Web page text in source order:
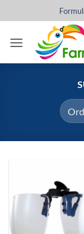
al
contenido